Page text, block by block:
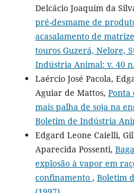
Delcácio Joaquim da
pré-desmame de
acasalamento de
touros Guzerá, Nelore,
Indústria Animal: v. 40
Laércio José Pacola,
Aguiar de Mattos, Ponta
mais palha de soja na
Boletim de Indústria
Edgard Leone Caielli,
Aparecida Possenti,
explosão à vapor em
confinamento , Boletim